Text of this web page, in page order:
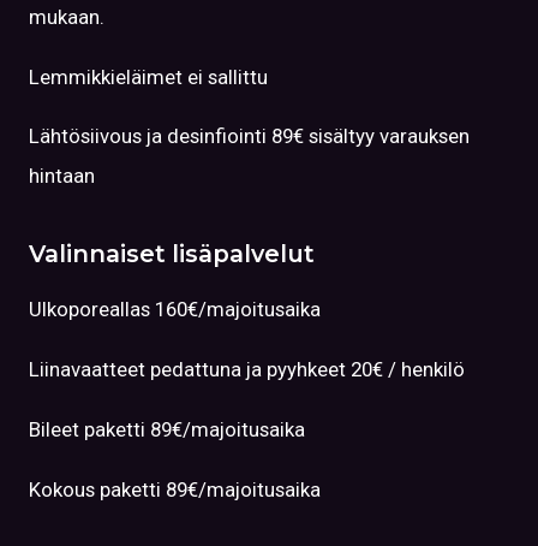
mukaan.
Lemmikkieläimet ei sallittu
Lähtösiivous ja desinfiointi 89€ sisältyy varauksen
hintaan
Valinnaiset lisäpalvelut
Ulkoporeallas 160€/majoitusaika
Liinavaatteet pedattuna ja pyyhkeet 20€ / henkilö
Bileet paketti 89€/majoitusaika
Kokous paketti 89€/majoitusaika